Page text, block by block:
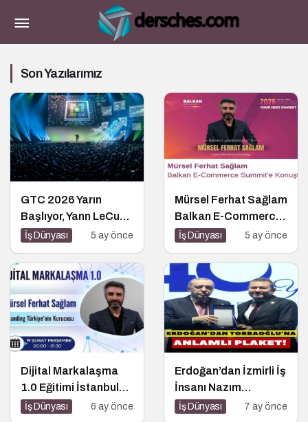
Son Yazılarımız
GTC 2026 Yarın
Başlıyor, Yann LeCun
$1B Seed Aldı: AI
İş Dünyası 5 ay önce
Mürsel Ferhat Sağlam
Balkan E-Commerce
Summit’e Konuştu
İş Dünyası 5 ay önce
Dijital Markalaşma
1.0 Eğitimi İstanbul
Üniversitesi’nde
İş Dünyası 6 ay önce
Erdoğan’dan İzmirli İş
İnsanı Nazım
Torbaoğlu’na Anlamlı
İş Dünyası 7 ay önce